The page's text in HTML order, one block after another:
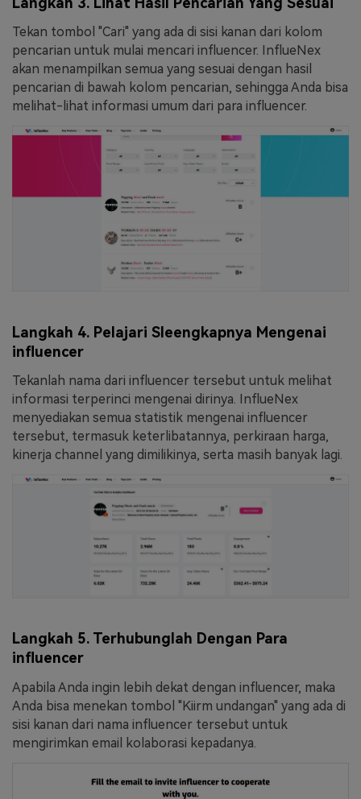
Tekan tombol "Cari" yang ada di sisi kanan dari kolom
pencarian untuk mulai mencari influencer. InflueNex
akan menampilkan semua yang sesuai dengan hasil
pencarian di bawah kolom pencarian, sehingga Anda bisa
melihat-lihat informasi umum dari para influencer.
Langkah 4. Pelajari Sleengkapnya Mengenai
influencer
Tekanlah nama dari influencer tersebut untuk melihat
informasi terperinci mengenai dirinya. InflueNex
menyediakan semua statistik mengenai influencer
tersebut, termasuk keterlibatannya, perkiraan harga,
kinerja channel yang dimilikinya, serta masih banyak lagi.
Langkah 5. Terhubunglah Dengan Para
influencer
Apabila Anda ingin lebih dekat dengan influencer, maka
Anda bisa menekan tombol "Kiirm undangan" yang ada di
sisi kanan dari nama influencer tersebut untuk
mengirimkan email kolaborasi kepadanya.